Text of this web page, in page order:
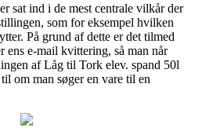
sat ind i de mest centrale vilkår der
som for eksempel hvilken
På grund af dette er det tilmed
ens e-mail kvittering, så man når
af Låg til Tork elev. spand 50l
om man søger en vare til en